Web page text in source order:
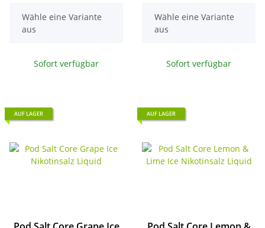
x
Wähle eine Variante
aus
Sofort verfügbar
x
Wähle eine Variante
aus
Sofort verfügbar
AUF LAGER AUF LAGER